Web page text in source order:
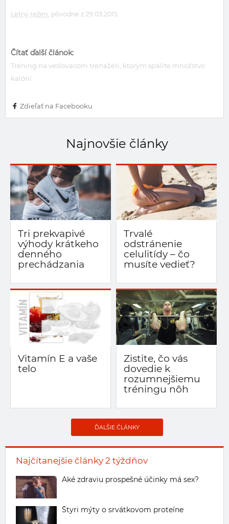
Letný režim, pôvodne z 29.03.2015.
Čítať ďalší článok:
Tréning na veslovacom trenažéri, ktorým spálite množstvo
kalórií
Zdieľať na Facebooku
Najčítanejšie články 2 týždňov
Aké zdraviu prospešné účinky má sex?
Štyri mýty o srvátkovom proteíne
Najnovšie články
Tri prekvapivé
výhody krátkeho
denného
prechádzania
Trvalé
odstránenie
celulitídy – čo
musíte vedieť?
Vitamín E a vaše
telo
Zistite, čo vás
dovedie k
rozumnejšiemu
tréningu nôh
ĎALŠIE ČLÁNKY